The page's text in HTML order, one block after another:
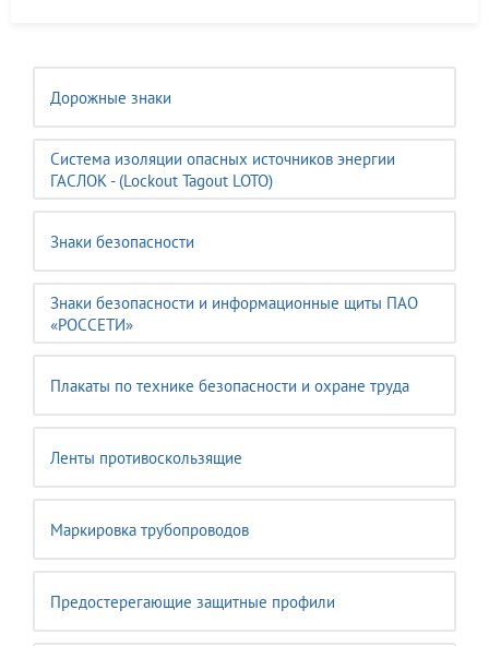
Дорожные знаки
Система изоляции опасных источников энергии
ГАСЛОК - (Lockout Tagout LOTO)
Знаки безопасности
Знаки безопасности и информационные щиты ПАО
«РОССЕТИ»
Плакаты по технике безопасности и охране труда
Ленты противоскользящие
Маркировка трубопроводов
Предостерегающие защитные профили